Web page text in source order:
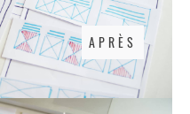
APRÈS